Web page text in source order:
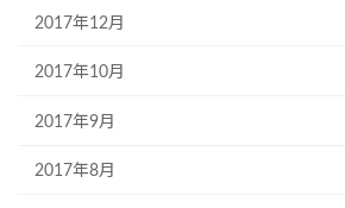
2017年12月
2017年10月
2017年9月
2017年8月